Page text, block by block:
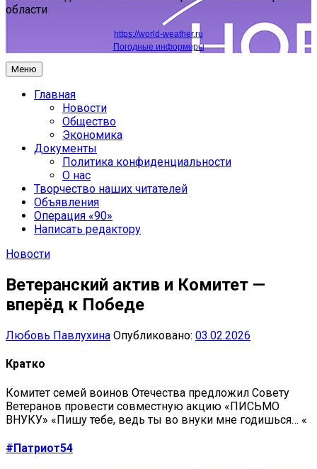
области
https://world-weather.ru
Погодные информеры
Меню
Главная
Новости
Общество
Экономика
Документы
Политика конфиденциальности
О нас
Творчество наших читателей
Объявления
Операция «90»
Написать редактору
Новости
Ветеранский актив и Комитет —
вперёд к Победе
Любовь Павлухина Опубликовано: 03.02.2026
Кратко
Комитет семей воинов Отечества предложил Совету
Ветеранов провести совместную акцию «ПИСЬМО
ВНУКУ» «Пишу тебе, ведь ты во внуки мне годишься… «
#Патриот54